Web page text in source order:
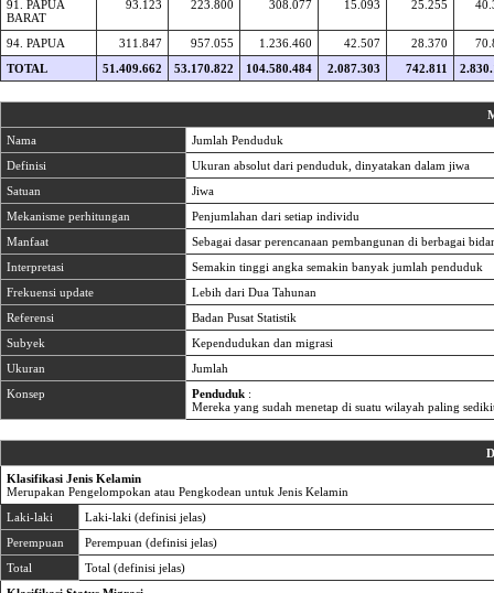
91. PAPUA
BARAT
93.123 223.800 308.077 15.093 25.255
94. PAPUA 311.847 957.055 1.236.460 42.507 28.370
TOTAL
51.409.662 53.170.822 104.580.484 2.087.303 742.811
Nama
Jumlah Penduduk
Definisi
Ukuran absolut dari penduduk, dinyatakan dalam jiwa
Satuan
Jiwa
Mekanisme perhitungan
Penjumlahan dari setiap individu
Manfaat
Sebagai dasar perencanaan pembangunan di berbagai
Interpretasi
Semakin tinggi angka semakin banyak jumlah penduduk
Frekuensi update
Lebih dari Dua Tahunan
Referensi
Badan Pusat Statistik
Subyek
Kependudukan dan migrasi
Ukuran
Jumlah
Konsep
Penduduk :
Mereka yang sudah menetap di suatu wilayah paling
Klasifikasi Jenis Kelamin
Merupakan Pengelompokan atau Pengkodean untuk Jenis Kelamin
Laki-laki
Laki-laki (definisi jelas)
Perempuan
Perempuan (definisi jelas)
Total
Total (definisi jelas)